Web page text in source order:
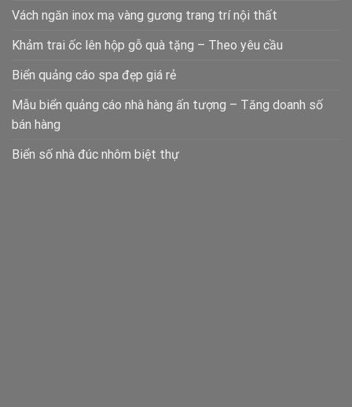
Vách ngăn inox mạ vàng gương trang trí nội thất
Khảm trai ốc lên hộp gỗ quà tặng – Theo yêu cầu
Biển quảng cáo spa đẹp giá rẻ
Mẫu biển quảng cáo nhà hàng ấn tượng – Tăng doanh số
bán hàng
Biển số nhà đúc nhôm biệt thự